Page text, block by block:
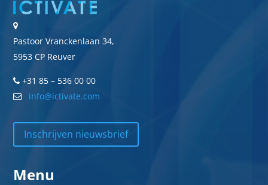
Pastoor Vranckenlaan 34,
5953 CP Reuver
+31 85 – 536 00 00
info@ictivate.com
Inschrijven nieuwsbrief
Menu